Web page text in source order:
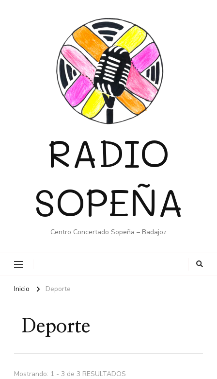
RADIO
SOPEÑA
Centro Concertado Sopeña – Badajoz
Inicio Deporte
Deporte
Mostrando: 1 - 3 de 3 RESULTADOS